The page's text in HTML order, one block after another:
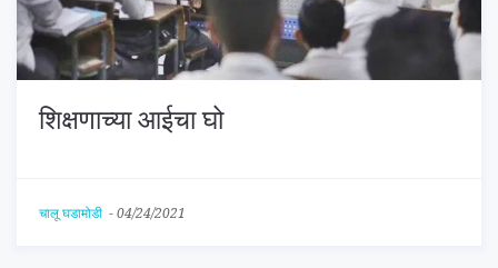
शिक्षणाच्या आईचा घो
चालू घडामोडी - 04/24/2021